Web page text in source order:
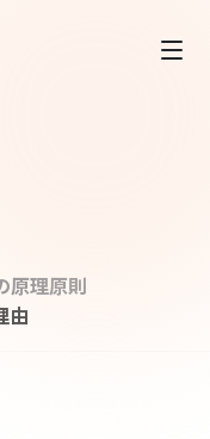
原理原則
由